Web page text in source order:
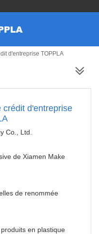
d'entreprise TOPPLA
crédit d'entreprise
Co., Ltd.
de Xiamen Make
de renommée
en plastique